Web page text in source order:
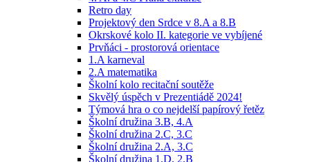
Retro day
Projektový den Srdce v 8.A a 8.B
Okrskové kolo II. kategorie ve vybíjené
Prvňáci - prostorová orientace
1.A karneval
2.A matematika
Školní kolo recitační soutěže
Skvělý úspěch v Prezentiádě 2024!
Týmová hra o co nejdelší papírový řetěz
Školní družina 3.B, 4.A
Školní družina 2.C, 3.C
Školní družina 2.A, 3.C
Školní družina 1.D, 2.B